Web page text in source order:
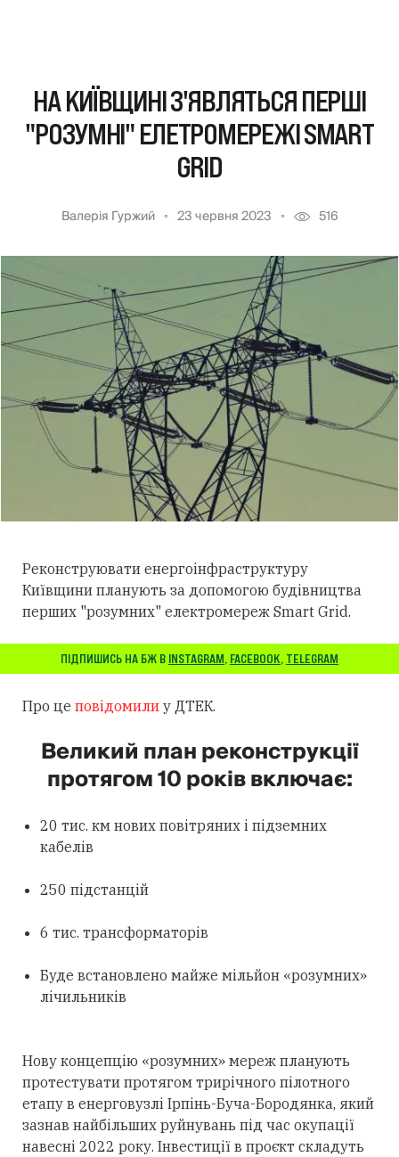
НА КИЇВЩИНІ З'ЯВЛЯТЬСЯ ПЕРШІ
"РОЗУМНІ" ЕЛЕТРОМЕРЕЖІ SMART
GRID
Валерія Гуржий 23 червня 2023 516
Реконструювати енергоінфраструктуру
Київщини планують за допомогою будівництва
перших "розумних" електромереж Smart Grid.
ПІДПИШИСЬ НА БЖ В INSTAGRAM, FACEBOOK, TELEGRAM
Про це повідомили у ДТЕК.
Великий план реконструкції
протягом 10 років включає:
20 тис. км нових повітряних і підземних
кабелів
250 підстанцій
6 тис. трансформаторів
Буде встановлено майже мільйон «розумних»
лічильників
Нову концепцію «розумних» мереж планують
протестувати протягом трирічного пілотного
етапу в енерговузлі Ірпінь-Буча-Бородянка, який
зазнав найбільших руйнувань під час окупації
навесні 2022 року. Інвестиції в проєкт складуть